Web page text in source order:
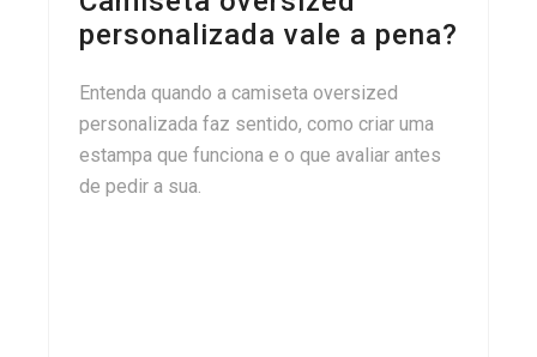
personalizada vale a pena?
Entenda quando a camiseta oversized
personalizada faz sentido, como criar uma
estampa que funciona e o que avaliar antes
de pedir a sua.